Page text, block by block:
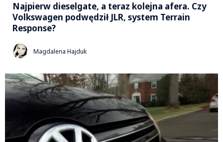
Najpierw dieselgate, a teraz kolejna afera. Czy
Volkswagen podwędził JLR, system Terrain
Response?
Magdalena Hajduk